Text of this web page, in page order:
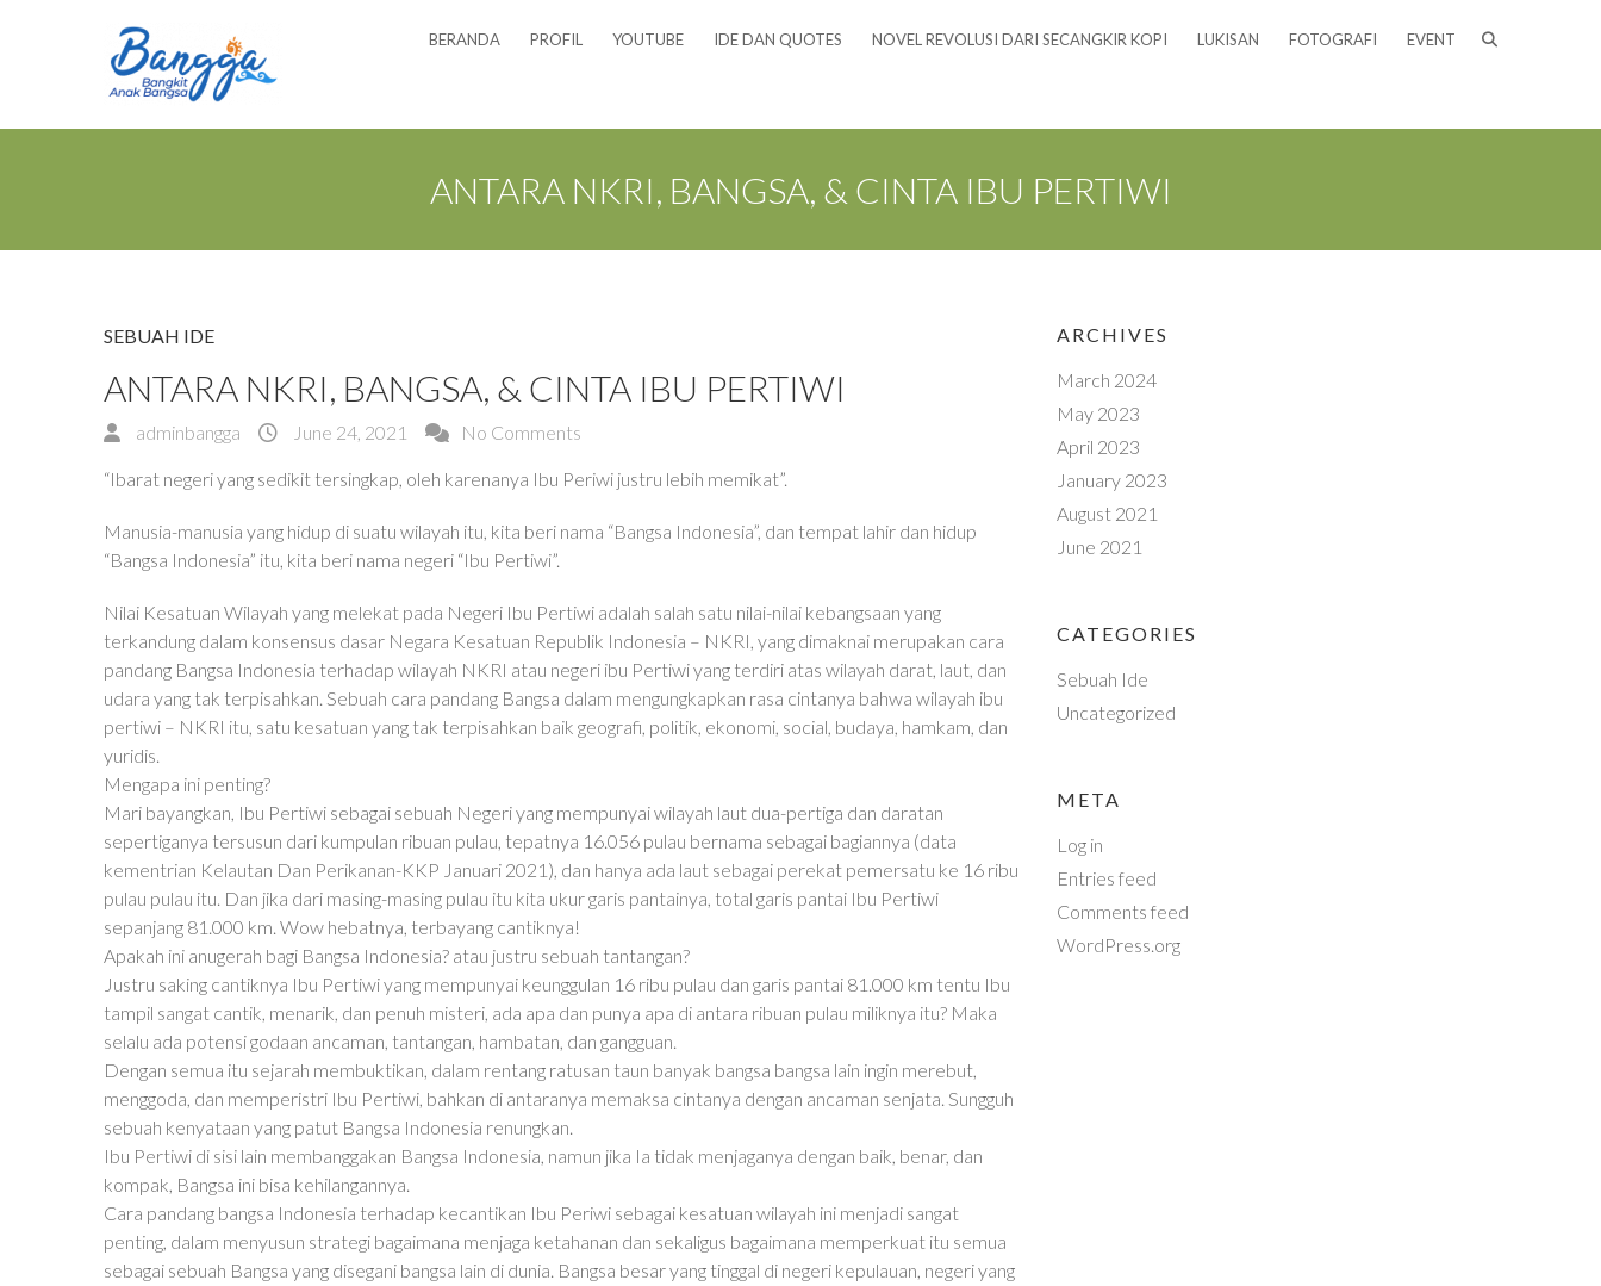
BERANDA PROFIL YOUTUBE IDE DAN QUOTES NOVEL REVOLUSI DARI SECANGKIR KOPI LUKISAN FOTOGRAFI EVENT
ANTARA NKRI, BANGSA, & CINTA IBU PERTIWI
SEBUAH IDE
ANTARA NKRI, BANGSA, & CINTA IBU PERTIWI
adminbangga June 24, 2021 No Comments
“Ibarat negeri yang sedikit tersingkap, oleh karenanya Ibu Periwi justru lebih memikat”.
Manusia-manusia yang hidup di suatu wilayah itu, kita beri nama “Bangsa Indonesia”, dan tempat lahir dan hidup
“Bangsa Indonesia” itu, kita beri nama negeri “Ibu Pertiwi”.
Nilai Kesatuan Wilayah yang melekat pada Negeri Ibu Pertiwi adalah salah satu nilai-nilai kebangsaan yang
terkandung dalam konsensus dasar Negara Kesatuan Republik Indonesia – NKRI, yang dimaknai merupakan cara
pandang Bangsa Indonesia terhadap wilayah NKRI atau negeri ibu Pertiwi yang terdiri atas wilayah darat, laut, dan
udara yang tak terpisahkan. Sebuah cara pandang Bangsa dalam mengungkapkan rasa cintanya bahwa wilayah ibu
pertiwi – NKRI itu, satu kesatuan yang tak terpisahkan baik geografi, politik, ekonomi, social, budaya, hamkam, dan
yuridis.
Mengapa ini penting?
Mari bayangkan, Ibu Pertiwi sebagai sebuah Negeri yang mempunyai wilayah laut dua-pertiga dan daratan
sepertiganya tersusun dari kumpulan ribuan pulau, tepatnya 16.056 pulau bernama sebagai bagiannya (data
kementrian Kelautan Dan Perikanan-KKP Januari 2021), dan hanya ada laut sebagai perekat pemersatu ke 16 ribu
pulau pulau itu. Dan jika dari masing-masing pulau itu kita ukur garis pantainya, total garis pantai Ibu Pertiwi
sepanjang 81.000 km. Wow hebatnya, terbayang cantiknya!
Apakah ini anugerah bagi Bangsa Indonesia? atau justru sebuah tantangan?
Justru saking cantiknya Ibu Pertiwi yang mempunyai keunggulan 16 ribu pulau dan garis pantai 81.000 km tentu Ibu
tampil sangat cantik, menarik, dan penuh misteri, ada apa dan punya apa di antara ribuan pulau miliknya itu? Maka
selalu ada potensi godaan ancaman, tantangan, hambatan, dan gangguan.
Dengan semua itu sejarah membuktikan, dalam rentang ratusan taun banyak bangsa bangsa lain ingin merebut,
menggoda, dan memperistri Ibu Pertiwi, bahkan di antaranya memaksa cintanya dengan ancaman senjata. Sungguh
sebuah kenyataan yang patut Bangsa Indonesia renungkan.
Ibu Pertiwi di sisi lain membanggakan Bangsa Indonesia, namun jika Ia tidak menjaganya dengan baik, benar, dan
kompak, Bangsa ini bisa kehilangannya.
Cara pandang bangsa Indonesia terhadap kecantikan Ibu Periwi sebagai kesatuan wilayah ini menjadi sangat
penting, dalam menyusun strategi bagaimana menjaga ketahanan dan sekaligus bagaimana memperkuat itu semua
sebagai sebuah Bangsa yang disegani bangsa lain di dunia. Bangsa besar yang tinggal di negeri kepulauan, negeri yang
ARCHIVES
March 2024
May 2023
April 2023
January 2023
August 2021
June 2021
CATEGORIES
Sebuah Ide
Uncategorized
META
Log in
Entries feed
Comments feed
WordPress.org